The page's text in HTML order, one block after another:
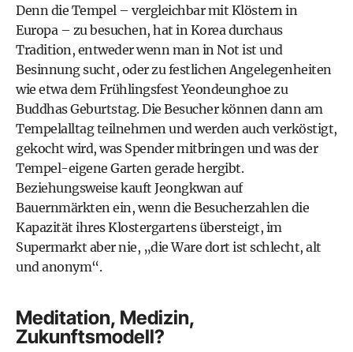
Denn die Tempel – vergleichbar mit Klöstern in
Europa – zu besuchen, hat in Korea durchaus
Tradition, entweder wenn man in Not ist und
Besinnung sucht, oder zu festlichen Angelegenheiten
wie etwa dem Frühlingsfest Yeondeunghoe zu
Buddhas Geburtstag. Die Besucher können dann am
Tempelalltag teilnehmen und werden auch verköstigt,
gekocht wird, was Spender mitbringen und was der
Tempel-eigene Garten gerade hergibt.
Beziehungsweise kauft Jeongkwan auf
Bauernmärkten ein, wenn die Besucherzahlen die
Kapazität ihres Klostergartens übersteigt, im
Supermarkt aber nie, „die Ware dort ist schlecht, alt
und anonym“.
Meditation, Medizin,
Zukunftsmodell?